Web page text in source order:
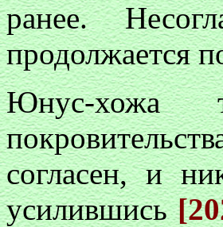
ранее.
продолжается
Юнус-хожа
согласен, и
усилившись